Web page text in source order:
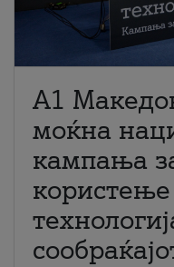
A1
моќна
кампања